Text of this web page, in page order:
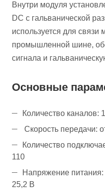
Внутри модуля
DC с гальванической
используется для связи
промышленной шине,
сигнала и
Основные
Количество каналов:
Скорость передачи:
Количество
110
Напряжение
25,2 В